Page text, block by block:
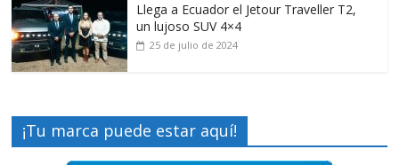
Llega a Ecuador el Jetour Traveller T2,
un lujoso SUV 4×4
25 de julio de 2024
¡Tu marca puede estar aquí!